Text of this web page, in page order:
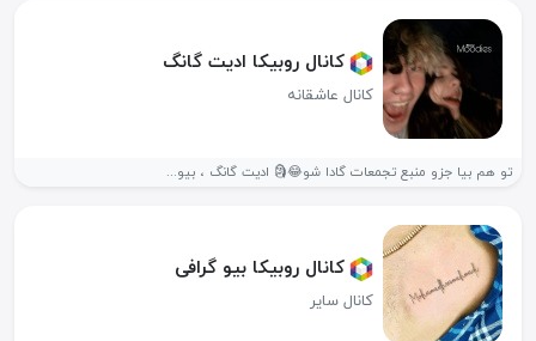
کانال روبیکا ادیت گانگ
کانال عاشقانه
تو هم بیا جزو منبع تجمعات گادا شو😂🗿 ادیت گانگ ، بیو...
کانال روبیکا بیو گرافی
کانال سایر